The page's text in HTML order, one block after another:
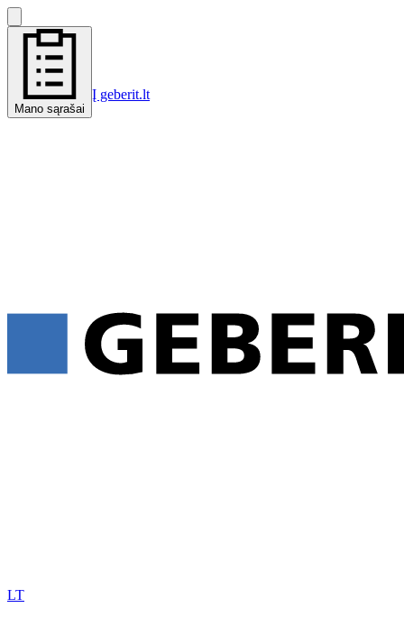
Mano sąrašai
Į geberit.lt
LT